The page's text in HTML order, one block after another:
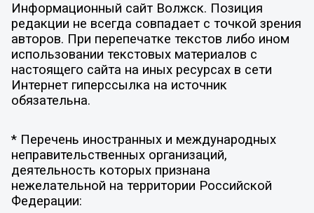
Информационный сайт Волжск. Позиция
редакции не всегда совпадает с точкой зрения
авторов. При перепечатке текстов либо ином
использовании текстовых материалов с
настоящего сайта на иных ресурсах в сети
Интернет гиперссылка на источник
обязательна.
* Перечень иностранных и международных
неправительственных организаций,
деятельность которых признана
нежелательной на территории Российской
Федерации: